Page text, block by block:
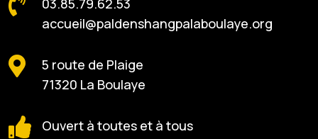

accueil@paldenshangpalaboulaye.org

5 route de Plaige
71320 La Boulaye
 Ouvert à toutes et à tous